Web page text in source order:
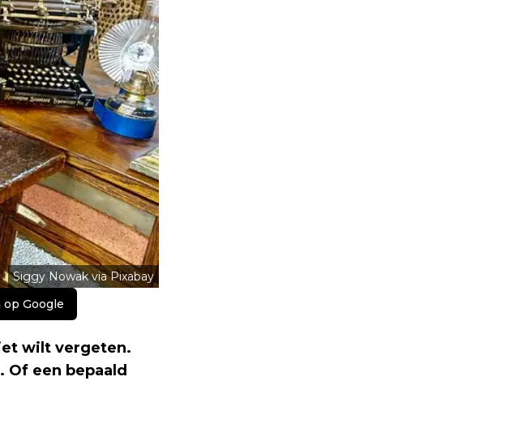
Siggy Nowak via Pixabay
Google
wilt vergeten.
een bepaald